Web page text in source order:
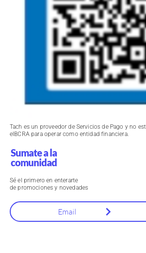
Tach es un proveedor de Servicios de Pago y no
elBCRA para operar como entidad financiera.
Sumate a la
comunidad
Sé el primero en enterarte
de promociones y novedades
Email